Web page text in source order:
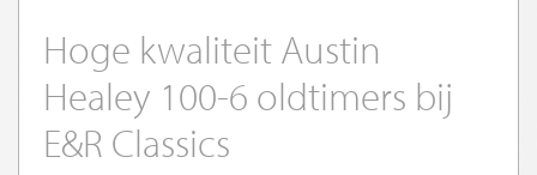
Hoge kwaliteit Austin
Healey 100-6 oldtimers bij
E&R Classics